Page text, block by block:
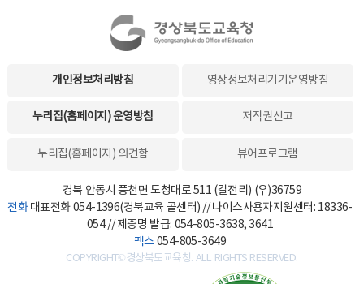
개인정보처리방침 영상정보처리기기운영방침
누리집(홈페이지) 운영방침 저작권신고
누리집(홈페이지) 의견함 뷰어프로그램
경북 안동시 풍천면 도청대로 511 (갈전리) (우)36759
전화대표전화 054-1396(경북교육 콜센터) // 나이스사용자지원센터: 18336-
054 // 제증명 발급: 054-805-3638, 3641
팩스054-805-3649
COPYRIGHT©경상북도교육청. ALL RIGHTS RESERVED.